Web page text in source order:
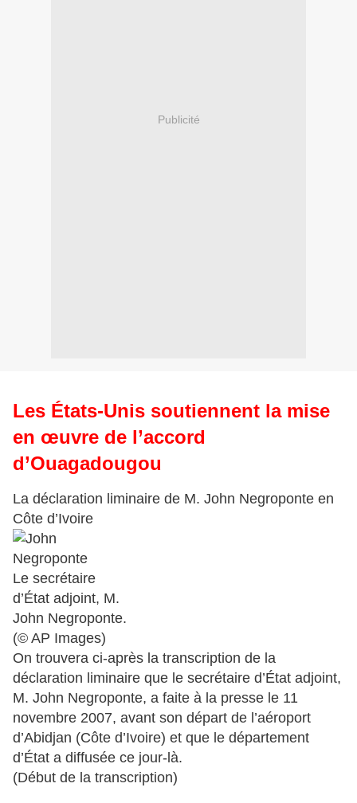
Publicité
Les États-Unis soutiennent la mise
en œuvre de l’accord
d’Ouagadougou
La déclaration liminaire de M. John Negroponte en
Côte d’Ivoire
Le secrétaire
d’État adjoint, M.
John Negroponte.
(© AP Images)
On trouvera ci-après la transcription de la
déclaration liminaire que le secrétaire d’État adjoint,
M. John Negroponte, a faite à la presse le 11
novembre 2007, avant son départ de l’aéroport
d’Abidjan (Côte d’Ivoire) et que le département
d’État a diffusée ce jour-là.
(Début de la transcription)